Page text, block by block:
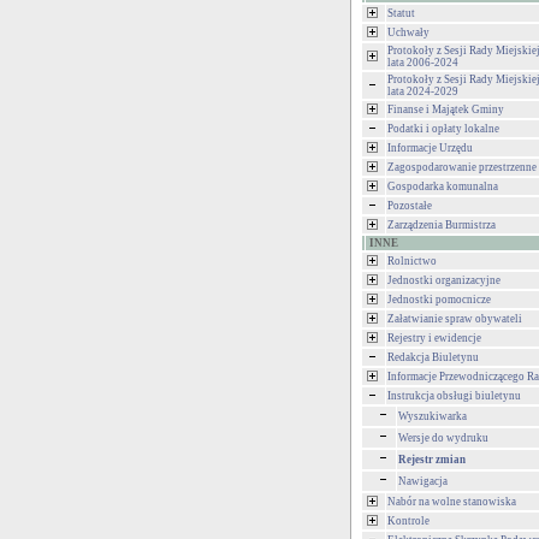
Statut
Uchwały
Protokoły z Sesji Rady
lata 2006-2024
Protokoły z Sesji Rady
lata 2024-2029
Finanse i Majątek Gminy
Podatki i opłaty lokalne
Informacje Urzędu
Zagospodarowanie przestrzenne
Gospodarka komunalna
Pozostałe
Zarządzenia Burmistrza
INNE
Rolnictwo
Jednostki organizacyjne
Jednostki pomocnicze
Załatwianie spraw obywateli
Rejestry i ewidencje
Redakcja Biuletynu
Informacje Przewodniczącego
Instrukcja obsługi biuletynu
Wyszukiwarka
Wersje do wydruku
Rejestr zmian
Nawigacja
Nabór na wolne stanowiska
Kontrole